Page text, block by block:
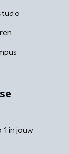
1 in jouw